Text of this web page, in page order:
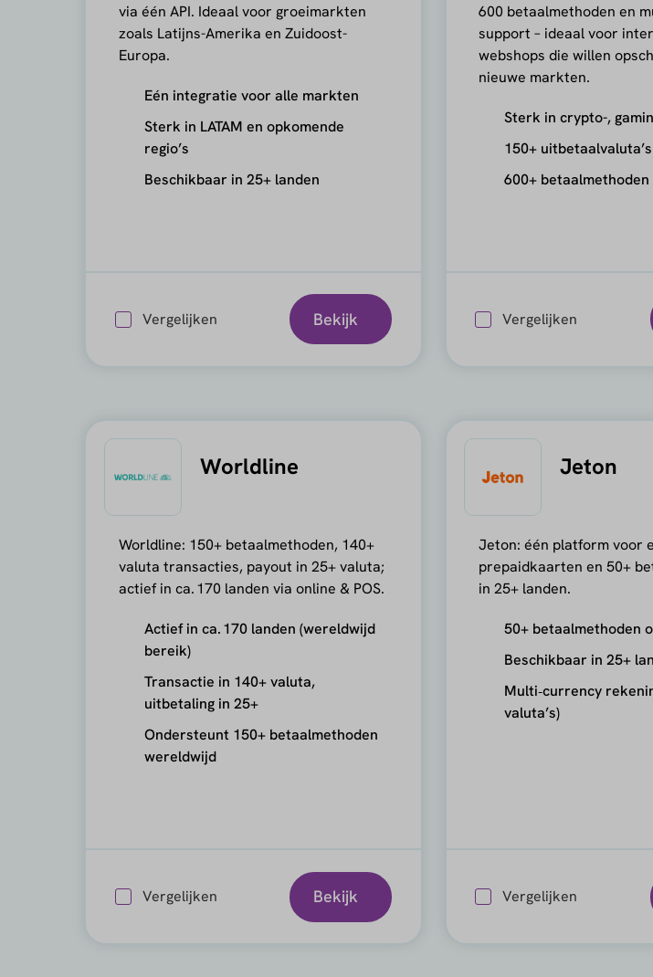
via één API. Ideaal voor groeimarkten
zoals Latijns-Amerika en Zuidoost-
Europa.
Eén integratie voor alle markten
Sterk in LATAM en opkomende
regio’s
Beschikbaar in 25+ landen
Vergelijken Bekijk
600 betaalmethoden en
support – ideaal voor
webshops die willen
nieuwe markten.
Sterk in crypto-,
150+ uitbetaalvaluta’s
600+
Vergelijken
Worldline
Worldline: 150+ betaalmethoden, 140+
valuta transacties, payout in 25+ valuta;
actief in ca. 170 landen via online & POS.
Actief in ca. 170 landen (wereldwijd
bereik)
Transactie in 140+ valuta,
uitbetaling in 25+
Ondersteunt 150+ betaalmethoden
wereldwijd
Vergelijken Bekijk
Jeton
Jeton: één platform voor
prepaidkaarten en 50+
in 25+ landen.
50+ betaalmethoden
Beschikbaar in 25+
Multi‑currency
valuta’s)
Vergelijken